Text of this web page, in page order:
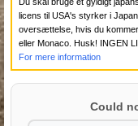
licens til USA's styrker i
oversættelse, hvis du
eller Monaco. Husk! INGEN
For mere information
Could